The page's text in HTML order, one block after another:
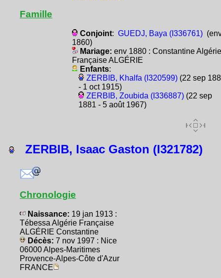
Famille
Conjoint: GUEDJ, Baya (I336761)
1860)
Mariage: env 1880 : Constantine Algérie
Française ALGÉRIE
Enfants:
ZERBIB, Khalfa (I320599)(22 sep
- 1 oct 1915)
ZERBIB, Zoubida (I336887)(22 sep
1881 - 5 août 1967)
ZERBIB, Isaac Gaston (I321782)
Chronologie
Naissance: 19 jan 1913 :
Tébessa Algérie Française
ALGÉRIE Constantine
Décès: 7 nov 1997 : Nice
06000 Alpes-Maritimes
Provence-Alpes-Côte d'Azur
FRANCE